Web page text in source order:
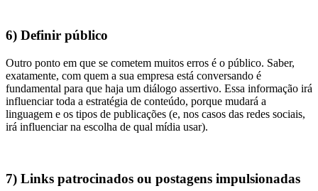
6) Definir público
Outro ponto em que se cometem muitos erros é o público. Saber,
exatamente, com quem a sua empresa está conversando é
fundamental para que haja um diálogo assertivo. Essa informação irá
influenciar toda a estratégia de conteúdo, porque mudará a
linguagem e os tipos de publicações (e, nos casos das redes sociais,
irá influenciar na escolha de qual mídia usar).
7) Links patrocinados ou postagens impulsionadas